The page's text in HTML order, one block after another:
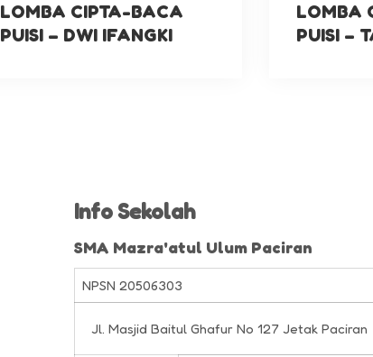
LOMBA CIPTA-BACA
PUISI – DWI IFANGKI
LOMBA
PUISI –
Info Sekolah
SMA Mazra'atul Ulum Paciran
NPSN20506303
Jl. Masjid Baitul Ghafur No 127 Jetak Paciran